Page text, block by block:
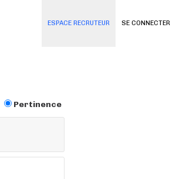
SE CONNECTER
ESPACE RECRUTEUR
Pertinence